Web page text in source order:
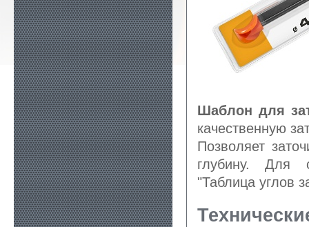
Шаблон для
качественную
Позволяет
глубину. Для
"Таблица углов